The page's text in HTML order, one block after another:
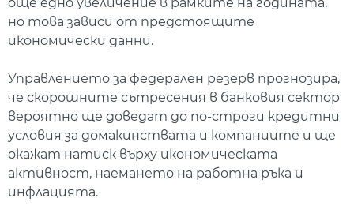
но това зависи от предстоящите
икономически данни.
Управлението за федерален резерв прогнозира,
че скорошните сътресения в банковия сектор
вероятно ще доведат до по-строги кредитни
условия за домакинствата и компаниите и ще
окажат натиск върху икономическата
активност, наемането на работна ръка и
инфлацията.